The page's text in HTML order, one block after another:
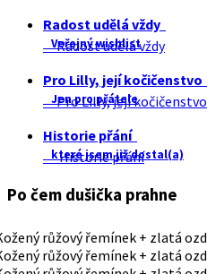
Radost udělá vždy
Veřejný wishlist
Radost udělá vždy
Pro Lilly, její kočičenstvo
Jen pro přátele
Pro Lilly, její kočičenstvo
Historie přání
které jsem již dostal(a)
Historie přání
Po čem dušička prahne